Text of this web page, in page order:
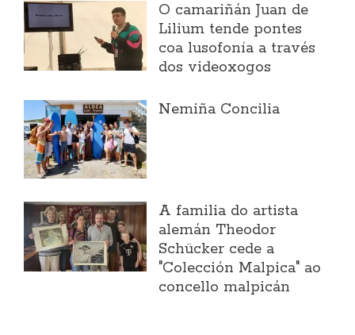
O camariñán Juan de
Lilium tende pontes
coa lusofonía a través
dos videoxogos
Nemiña Concilia
A familia do artista
alemán Theodor
Schücker cede a
"Colección Malpica" ao
concello malpicán